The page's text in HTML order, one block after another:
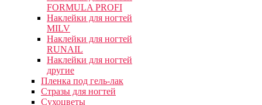
FORMULA PROFI
Наклейки для ногтей
MILV
Наклейки для ногтей
RUNAIL
Наклейки для ногтей
другие
Пленка под гель-лак
Стразы для ногтей
Сухоцветы